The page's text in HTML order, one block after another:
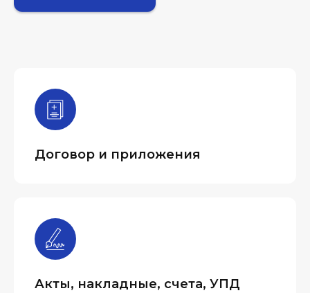
Договор и приложения
Акты, накладные, счета, УПД